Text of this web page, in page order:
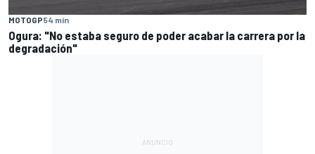
MOTOGP54 min
Ogura: "No estaba seguro de poder acabar la carrera por la
degradación"